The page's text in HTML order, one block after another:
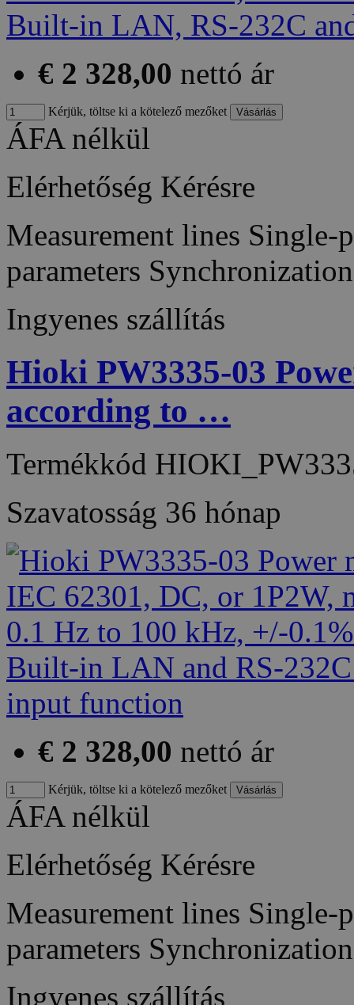
€ 2 328,00 nettó ár
Kérjük, töltse ki a kötelező mezőket
ÁFA nélkül
Elérhetőség Kérésre
Measurement lines
parameters
Ingyenes szállítás
Hioki PW3335-03
according to …
Termékkód
Szavatosság 36 hónap
€ 2 328,00 nettó ár
Kérjük, töltse ki a kötelező mezőket
ÁFA nélkül
Elérhetőség Kérésre
Measurement lines
parameters
Ingyenes szállítás